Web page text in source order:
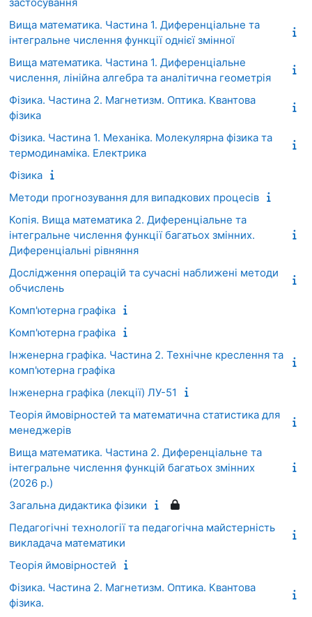
Вища математика. Частина 1. Диференціальне та
інтегральне числення функції однієї змінної
Вища математика. Частина 1. Диференціальне
числення, лінійна алгебра та аналітична геометрія
Фізика. Частина 2. Магнетизм. Оптика. Квантова
фізика
Фізика. Частина 1. Механіка. Молекулярна фізика та
термодинаміка. Електрика
Фізика
Методи прогнозування для випадкових процесів
Копія. Вища математика 2. Диференціальне та
інтегральне числення функції багатьох змінних.
Диференціальні рівняння
Дослідження операцій та сучасні наближені методи
обчислень
Комп'ютерна графіка
Комп'ютерна графіка
Інженерна графіка. Частина 2. Технічне креслення та
комп'ютерна графіка
Інженерна графіка (лекції) ЛУ-51
Теорія ймовірностей та математична статистика для
менеджерів
Вища математика. Частина 2. Диференціальне та
інтегральне числення функцій багатьох змінних
(2026 р.)
Загальна дидактика фізики
Педагогічні технології та педагогічна майстерність
викладача математики
Теорія ймовірностей
Фізика. Частина 2. Магнетизм. Оптика. Квантова
фізика.